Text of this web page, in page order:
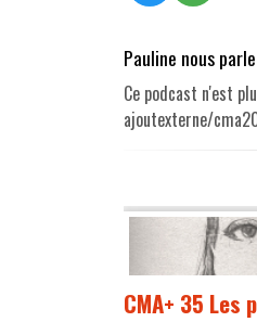
Pauline nous
Ce podcast n'est
ajoutexterne/
CMA+ 35 Les